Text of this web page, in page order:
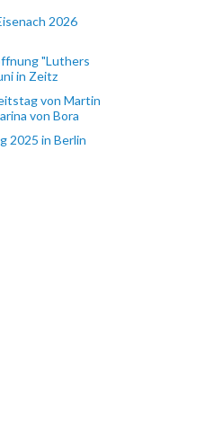
2026
"Luthers
in Zeitz
von Martin
von Bora
2025 in Berlin